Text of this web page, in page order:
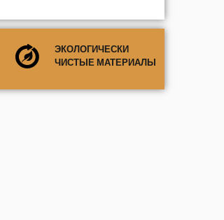
ЭКОЛОГИЧЕСКИ
ЧИСТЫЕ МАТЕРИАЛЫ